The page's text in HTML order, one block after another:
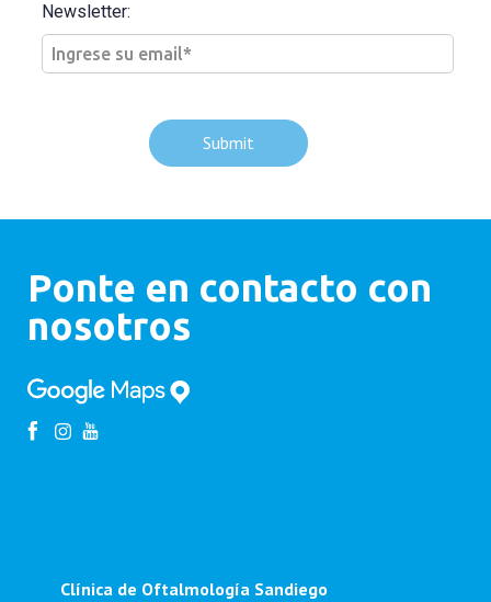
Newsletter:
Ponte en contacto con
nosotros
Clínica de Oftalmología Sandiego